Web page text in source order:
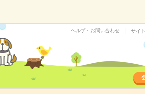
ヘルプ・お問い合わせ サイ